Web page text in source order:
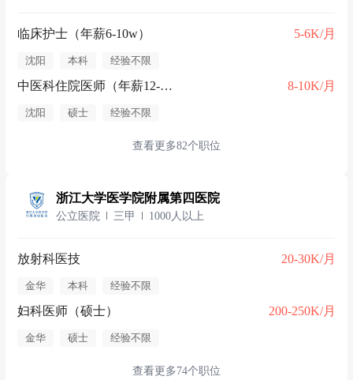
临床护士（年薪6-10w） 5-6K/月
沈阳 本科 经验不限
中医科住院医师（年薪12-15w） 8-10K/月
沈阳 硕士 经验不限
查看更多82个职位
浙江大学医学院附属第四医院
公立医院 三甲 1000人以上
放射科医技 20-30K/月
金华 本科 经验不限
妇科医师（硕士） 200-250K/月
金华 硕士 经验不限
查看更多74个职位